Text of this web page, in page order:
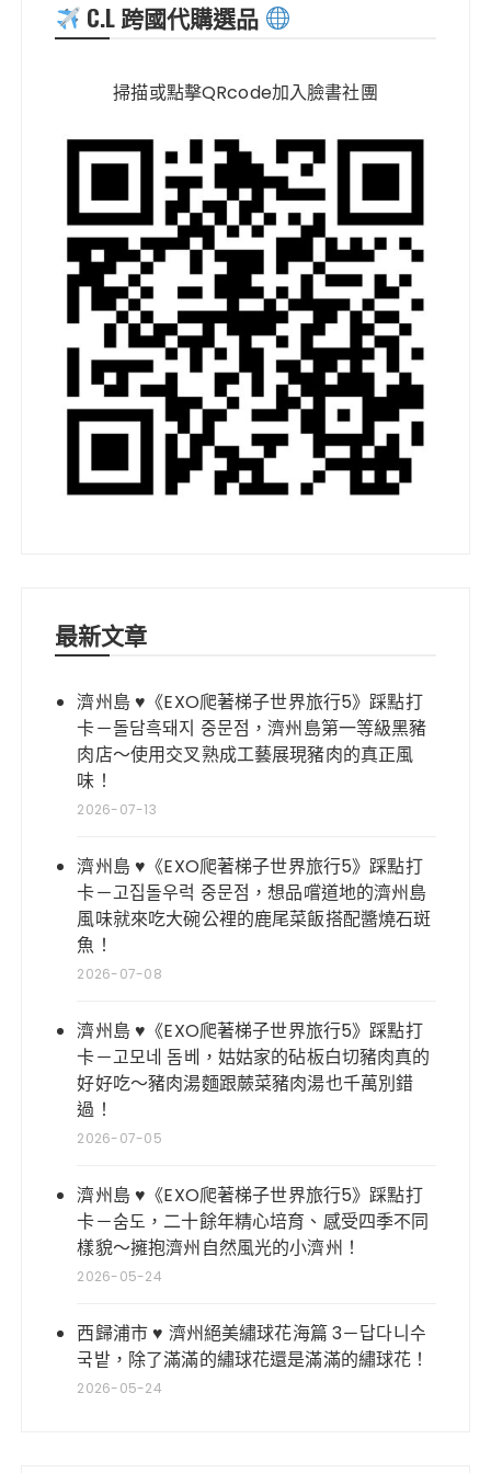
C.L 跨國代購選品
掃描或點擊QRcode加入臉書社團
最新文章
濟州島 ♥《EXO爬著梯子世界旅行5》踩點打
卡－돌담흑돼지 중문점，濟州島第一等級黑豬
肉店～使用交叉熟成工藝展現豬肉的真正風
味！
2026-07-13
濟州島 ♥《EXO爬著梯子世界旅行5》踩點打
卡－고집돌우럭 중문점，想品嚐道地的濟州島
風味就來吃大碗公裡的鹿尾菜飯搭配醬燒石斑
魚！
2026-07-08
濟州島 ♥《EXO爬著梯子世界旅行5》踩點打
卡－고모네 돔베，姑姑家的砧板白切豬肉真的
好好吃～豬肉湯麵跟蕨菜豬肉湯也千萬別錯
過！
2026-07-05
濟州島 ♥《EXO爬著梯子世界旅行5》踩點打
卡－숨도，二十餘年精心培育、感受四季不同
樣貌～擁抱濟州自然風光的小濟州！
2026-05-24
西歸浦市 ♥ 濟州絕美繡球花海篇 3－답다니수
국밭，除了滿滿的繡球花還是滿滿的繡球花！
2026-05-24